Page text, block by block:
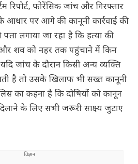
रिपोर्ट, फोरेंसिक जांच और गिरफ्तार
पर आगे की कानूनी कार्रवाई की
लगाया जा रहा है कि हत्या की
शव को नहर तक पहुंचाने में किन
जांच के दौरान किसी अन्य व्यक्ति
है तो उसके खिलाफ भी सख्त कानूनी
का कहना है कि दोषियों को कानून
के लिए सभी जरूरी साक्ष्य जुटाए